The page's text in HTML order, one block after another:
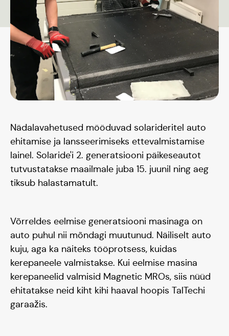
Päikeseauto
Hooaeg I 20/21
Hooaeg III 24/25
Nädalavahetused mööduvad solarideritel auto
ehitamise ja lansseerimiseks ettevalmistamise
lainel. Solaride'i 2. generatsiooni päikeseautot
tutvustatakse maailmale juba 15. juunil ning aeg
tiksub halastamatult.
Võrreldes eelmise generatsiooni masinaga on
auto puhul nii mõndagi muutunud. Näiliselt auto
kuju, aga ka näiteks tööprotsess, kuidas
kerepaneele valmistakse. Kui eelmise masina
kerepaneelid valmisid Magnetic MROs, siis nüüd
ehitatakse neid kiht kihi haaval hoopis TalTechi
garaažis.